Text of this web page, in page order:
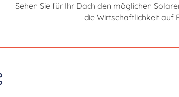
Sehen Sie für Ihr Dach den möglichen
die Wirtschaftlichkeit auf